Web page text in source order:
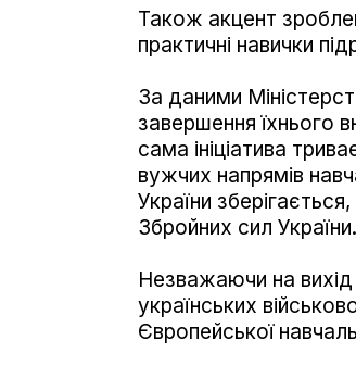
Також акцент
практичні навички
За даними
завершення їхнього
сама ініціатива
вужчих напрямів
України
Збройних сил України.
Незважаючи на
українських
Європейської